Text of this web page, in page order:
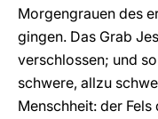
Morgengrauen des
gingen. Das Grab
verschlossen; und
schwere, allzu
Menschheit: der